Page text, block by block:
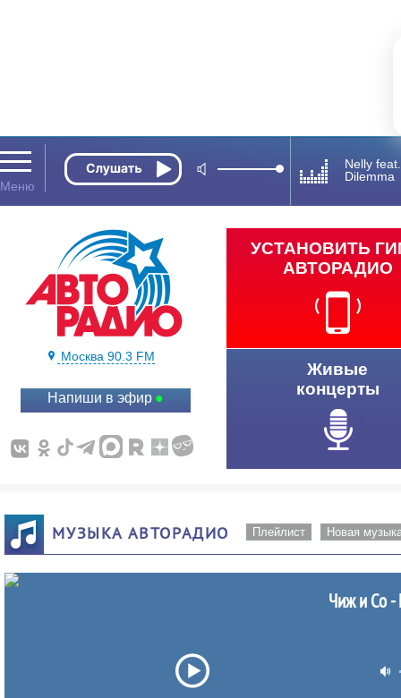
Nelly
Dilemma
Москва 90.3 FM
Напиши в эфир
УСТАНОВИТЬ
АВТОРАДИО
Живые
концерты
МУЗЫКА АВТОРАДИО Плейлист Новая
Чиж и Co -